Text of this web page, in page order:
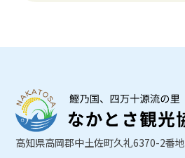
高知県高岡郡中土佐町久礼6370-2番地